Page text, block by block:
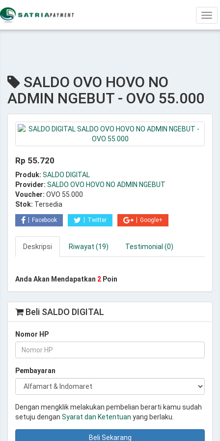
SALDO OVO HOVO NO
ADMIN NGEBUT - OVO 55.000
Rp 55.720
Produk: SALDO DIGITAL
Provider: SALDO OVO HOVO NO ADMIN NGEBUT
Voucher: OVO 55.000
Stok: Tersedia
Facebook Twitter Google+
Deskripsi Riwayat (19) Testimonial (0)
Anda Akan Mendapatkan 2 Poin
Beli SALDO DIGITAL
Nomor HP
Pembayaran
Dengan mengklik melakukan pembelian berarti kamu sudah
setuju dengan Syarat dan Ketentuan yang berlaku.
Beli Sekarang